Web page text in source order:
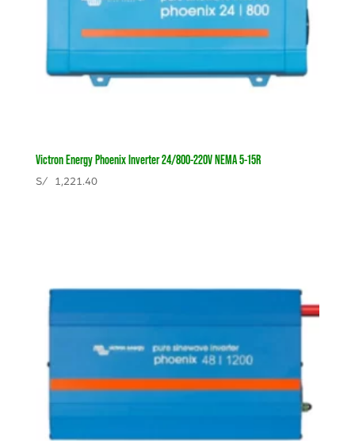
Victron Energy Phoenix Inverter 24/800-220V NEMA 5-15R
S/1,221.40